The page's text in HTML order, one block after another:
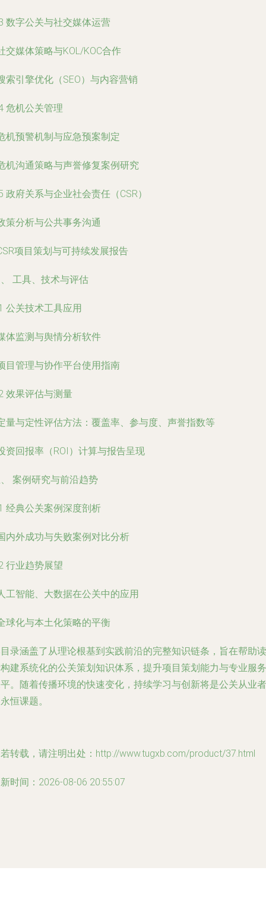
数字公关与社交媒体运营
交媒体策略与KOL/KOC合作
索引擎优化（SEO）与内容营销
危机公关管理
机预警机制与应急预案制定
机沟通策略与声誉修复案例研究
政府关系与企业社会责任（CSR）
策分析与公共事务沟通
项目策划与可持续发展报告
工具、技术与评估
公关技术工具应用
体监测与舆情分析软件
目管理与协作平台使用指南
效果评估与测量
量与定性评估方法：覆盖率、参与度、声誉指数等
资回报率（ROI）计算与报告呈现
案例研究与前沿趋势
经典公关案例深度剖析
内外成功与失败案例对比分析
行业趋势展望
工智能、大数据在公关中的应用
球化与本土化策略的平衡
录涵盖了从理论根基到实践前沿的完整知识链条，旨在帮助读
建系统化的公关策划知识体系，提升项目策划能力与专业服务
。随着传播环境的快速变化，持续学习与创新将是公关从业者
恒课题。
转载，请注明出处：http://www.tugxb.com/product/37.html
时间：2026-08-06 20:55:07